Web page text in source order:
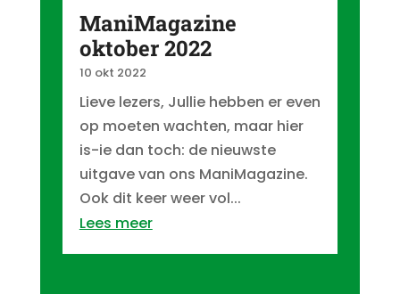
ManiMagazine
oktober 2022
10 okt 2022
Lieve lezers, Jullie hebben er even
op moeten wachten, maar hier
is-ie dan toch: de nieuwste
uitgave van ons ManiMagazine.
Ook dit keer weer vol...
Lees meer